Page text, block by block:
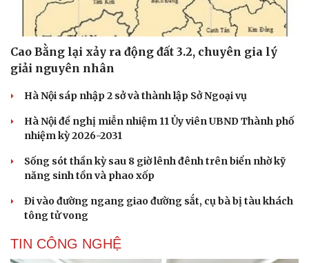
Cải chính
Cao Bằng lại xảy ra động đất 3.2, chuyên gia lý
giải nguyên nhân
Hà Nội sáp nhập 2 sở và thành lập Sở Ngoại vụ
Hà Nội đề nghị miễn nhiệm 11 Ủy viên UBND Thành phố
nhiệm kỳ 2026-2031
Sống sót thần kỳ sau 8 giờ lênh đênh trên biển nhờ kỹ
năng sinh tồn và phao xốp
Đi vào đường ngang giao đường sắt, cụ bà bị tàu khách
tông tử vong
TIN CÔNG NGHỆ